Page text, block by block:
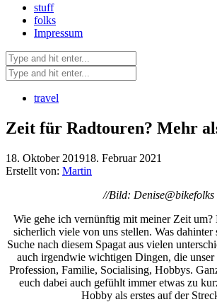
stuff
folks
Impressum
travel
Zeit für Radtouren? Mehr
18. Oktober 201918. Februar 2021
Erstellt von: Martin
//Bild: Denise@bikefolks
Wie gehe ich vernünftig mit meiner Zeit um?
sicherlich viele von uns stellen. Was dahinter
Suche nach diesem Spagat aus vielen
auch irgendwie wichtigen Dingen, die unser
Profession, Familie, Socialising, Hobbys.
euch dabei auch gefühlt immer etwas zu
Hobby als erstes auf der